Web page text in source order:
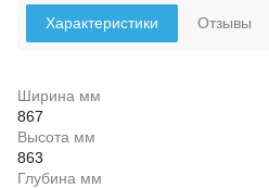
Характеристики
Ширина мм
867
Высота мм
863
Глубина мм
Отзывы